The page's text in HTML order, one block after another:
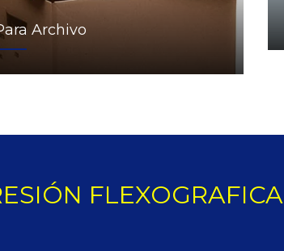
Archivo
FLEXOGRAFICA